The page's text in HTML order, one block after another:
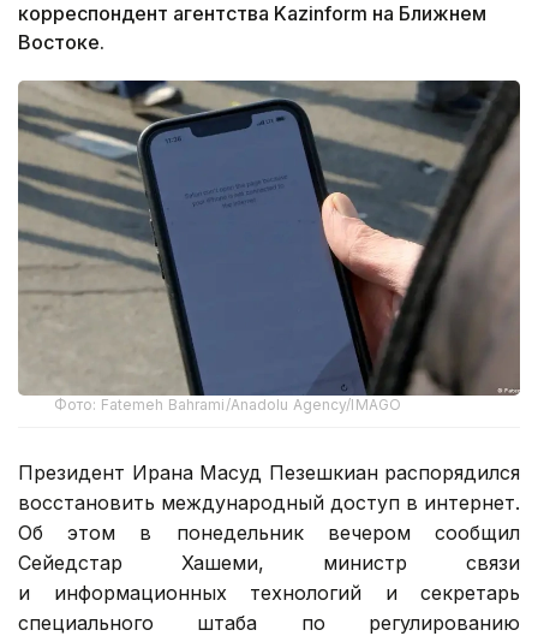
корреспондент агентства Kazinform на Ближнем
Востоке.
Фото: Fatemeh Bahrami/Anadolu Agency/IMAGO
Президент Ирана Масуд Пезешкиан распорядился
восстановить международный доступ в интернет.
Об этом в понедельник вечером сообщил
Сейедстар Хашеми, министр связи
и информационных технологий и секретарь
специального штаба по регулированию